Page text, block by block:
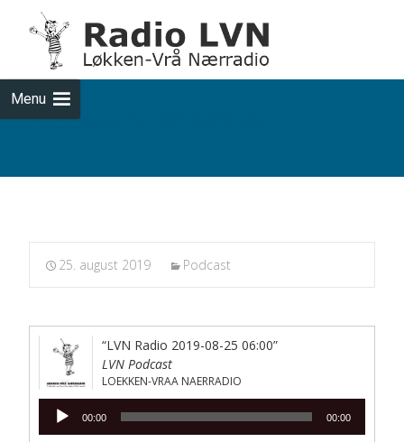
Menu
Podcasts fra 2019-08-25
25. august 2019 Podcast
“LVN Radio 2019-08-25 06:00”
LVN Podcast
LOEKKEN-VRAA NAERRADIO
Lydafspiller
00:00 00:00